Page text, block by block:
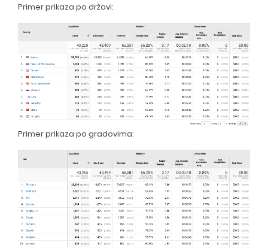
Primer prikaza po državi:
Primer prikaza po gradovima: